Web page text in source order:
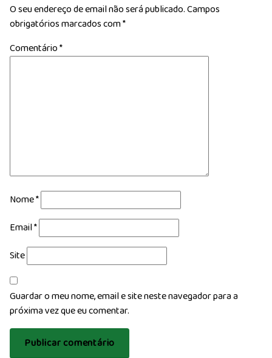
O seu endereço de email não será publicado.Campos
obrigatórios marcados com*
Comentário*
Nome*
Email*
Site
Guardar o meu nome, email e site neste navegador para a
próxima vez que eu comentar.